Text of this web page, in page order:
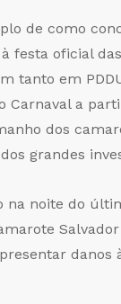
de como
festa oficial
tanto em
Carnaval a
dos
grandes
na noite do
danos